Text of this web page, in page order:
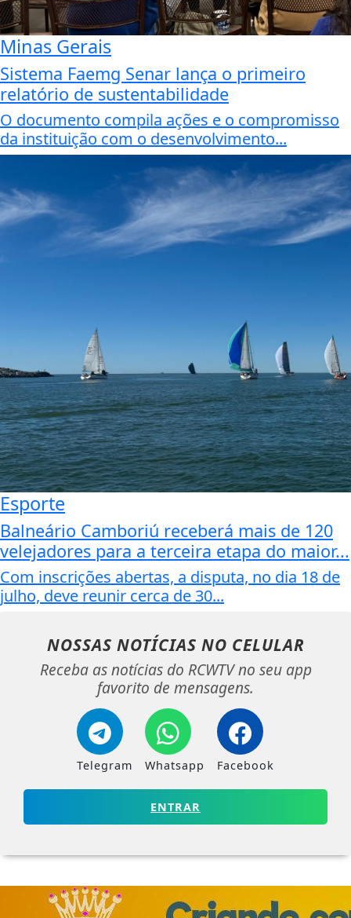
Minas Gerais
Sistema Faemg Senar lança o primeiro
relatório de sustentabilidade
O documento compila ações e o compromisso
da instituição com o desenvolvimento...
Esporte
Balneário Camboriú receberá mais de 120
velejadores para a terceira etapa do maior...
Com inscrições abertas, a disputa, no dia 18 de
julho, deve reunir cerca de 30...
NOSSAS NOTÍCIAS NO CELULAR
Receba as notícias do RCWTV no seu app
favorito de mensagens.
Telegram Whatsapp Facebook
ENTRAR